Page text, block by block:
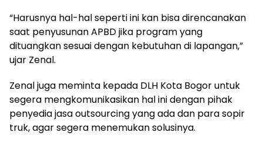
“Harusnya hal-hal seperti ini kan bisa direncanakan
saat penyusunan APBD jika program yang
dituangkan sesuai dengan kebutuhan di lapangan,”
ujar Zenal.
Zenal juga meminta kepada DLH Kota Bogor untuk
segera mengkomunikasikan hal ini dengan pihak
penyedia jasa outsourcing yang ada dan para sopir
truk, agar segera menemukan solusinya.